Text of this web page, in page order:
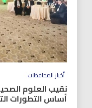
أخبار المحافظات
نقيب العلوم
أساس التطورات